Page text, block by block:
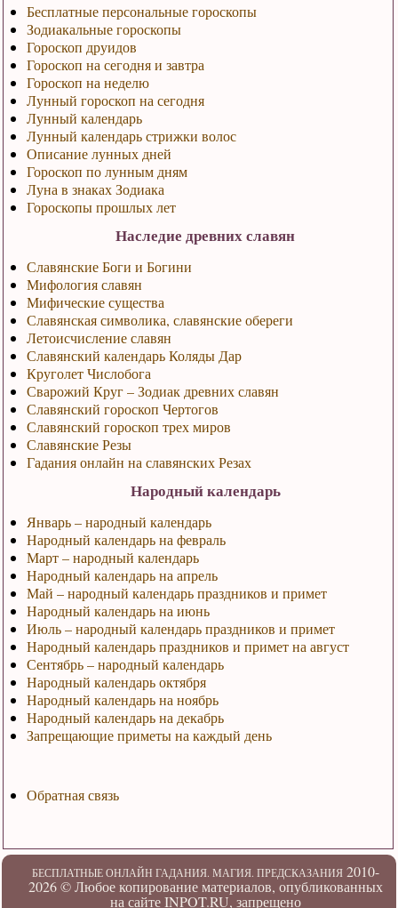
Бесплатные персональные гороскопы
Зодиакальные гороскопы
Гороскоп друидов
Гороскоп на сегодня и завтра
Гороскоп на неделю
Лунный гороскоп на сегодня
Лунный календарь
Лунный календарь стрижки волос
Описание лунных дней
Гороскоп по лунным дням
Луна в знаках Зодиака
Гороскопы прошлых лет
Наследие древних славян
Славянские Боги и Богини
Мифология славян
Мифические существа
Славянская символика, славянские обереги
Летоисчисление славян
Славянский календарь Коляды Дар
Круголет Числобога
Сварожий Круг – Зодиак древних славян
Славянский гороскоп Чертогов
Славянский гороскоп трех миров
Славянские Резы
Гадания онлайн на славянских Резах
Народный календарь
Январь – народный календарь
Народный календарь на февраль
Март – народный календарь
Народный календарь на апрель
Май – народный календарь праздников и примет
Народный календарь на июнь
Июль – народный календарь праздников и примет
Народный календарь праздников и примет на август
Сентябрь – народный календарь
Народный календарь октября
Народный календарь на ноябрь
Народный календарь на декабрь
Запрещающие приметы на каждый день
Обратная связь
БЕСПЛАТНЫЕ ОНЛАЙН ГАДАНИЯ. МАГИЯ. ПРЕДСКАЗАНИЯ2010-
2026 ©Любое копирование материалов, опубликованных
на сайте INPOT.RU, запрещено